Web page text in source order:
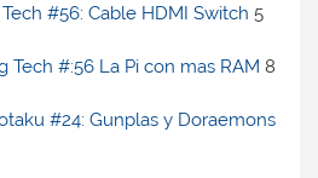
#56: Cable HDMI Switch 5
Tech #:56 La Pi con mas RAM 8
#24: Gunplas y Doraemons